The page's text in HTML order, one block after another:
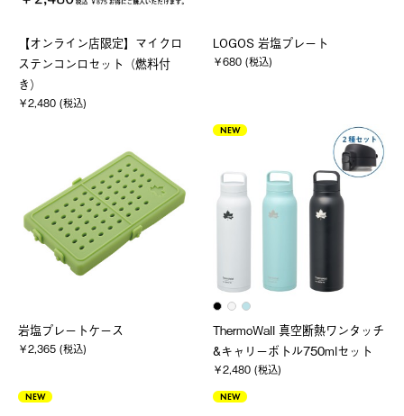
【オンライン店限定】マイクロ
ステンコンロセット（燃料付
き）
￥2,480 (税込)
LOGOS 岩塩プレート
￥680 (税込)
岩塩プレートケース
￥2,365 (税込)
NEW
ThermoWall 真空断熱ワンタッチ
&キャリーボトル750mlセット
￥2,480 (税込)
NEW NEW